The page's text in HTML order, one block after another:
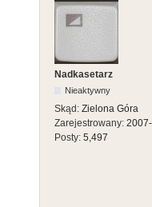
Nadkasetarz
Nieaktywny
Skąd: Zielona Góra
Zarejestrowany:
Posty: 5,497